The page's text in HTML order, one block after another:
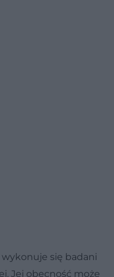
się badani
Jej obecność może